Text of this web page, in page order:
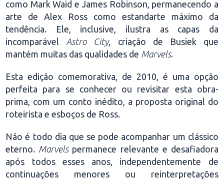
como Mark Waid e James Robinson, permanecendo a
arte de Alex Ross como estandarte máximo da
tendência. Ele, inclusive, ilustra as capas da
incomparável Astro City, criação de Busiek que
mantém muitas das qualidades de Marvels.
Esta edição comemorativa, de 2010, é uma opção
perfeita para se conhecer ou revisitar esta obra-
prima, com um conto inédito, a proposta original do
roteirista e esboços de Ross.
Não é todo dia que se pode acompanhar um clássico
eterno. Marvelspermanece relevante e desafiadora
após todos esses anos, independentemente de
continuações menores ou reinterpretações